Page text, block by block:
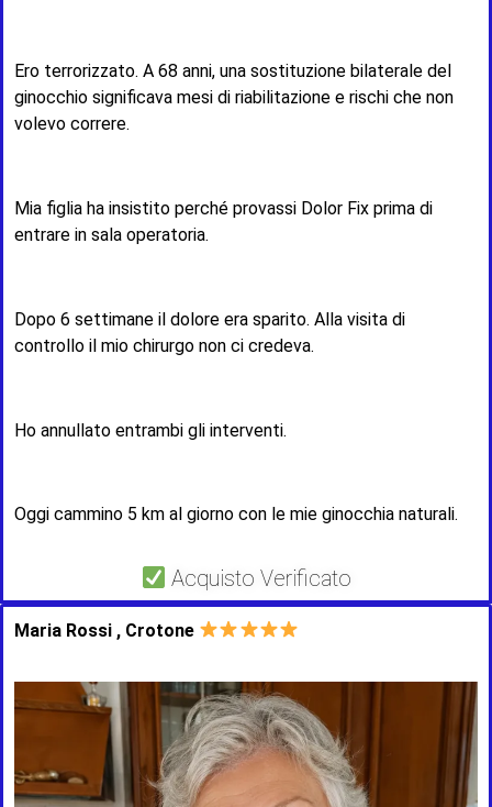
Ero terrorizzato. A 68 anni, una sostituzione bilaterale del
ginocchio significava mesi di riabilitazione e rischi che non
volevo correre.
Mia figlia ha insistito perché provassi Dolor Fix prima di
entrare in sala operatoria.
Dopo 6 settimane il dolore era sparito. Alla visita di
controllo il mio chirurgo non ci credeva.
Ho annullato entrambi gli interventi.
Oggi cammino 5 km al giorno con le mie ginocchia naturali.
Acquisto Verificato
Maria Rossi , Crotone